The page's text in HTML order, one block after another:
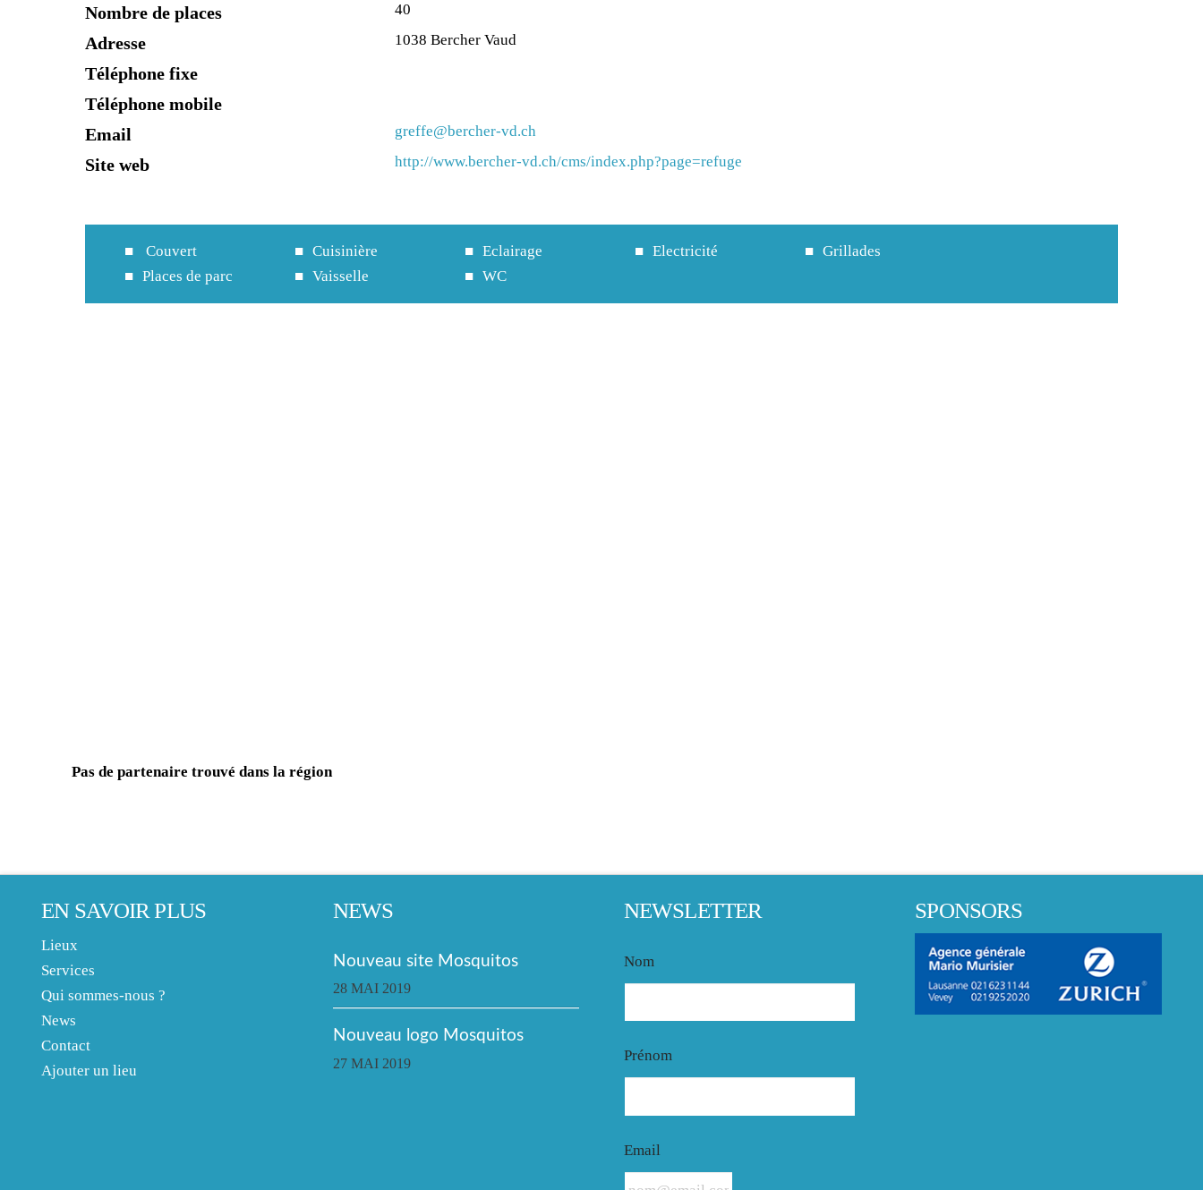
Nombre de places 40
Adresse 1038 Bercher Vaud
Téléphone fixe
Téléphone mobile
Email
greffe@bercher-vd.ch
Site web http://www.bercher-vd.ch/cms/index.php?page=refuge
Couvert Cuisinière Eclairage Electricité
Grillades
Places de parc
Vaisselle WC
Pas de partenaire trouvé dans la région
EN SAVOIR PLUS
Lieux
Services
Qui sommes-nous ?
News
Contact
Ajouter un lieu
NEWS
Nouveau site Mosquitos
28 MAI 2019
Nouveau logo Mosquitos
27 MAI 2019
NEWSLETTER
Nom
Prénom
Email
SPONSORS